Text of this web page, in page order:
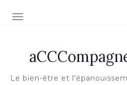
Afficher/masquer la navigation
Le bien-être et